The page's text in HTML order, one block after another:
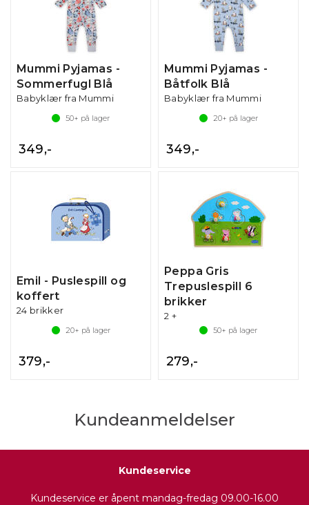
Mummi Pyjamas -
Sommerfugl Blå
Babyklær fra Mummi
50+ på lager
349,-
Mummi Pyjamas -
Båtfolk Blå
Babyklær fra Mummi
20+ på lager
349,-
Emil - Puslespill og
koffert
24 brikker
20+ på lager
379,-
Peppa Gris
Trepuslespill 6
brikker
2 +
50+ på lager
279,-
Kundeanmeldelser
Kundeservice
Kundeservice er åpent mandag-fredag 09.00-16.00